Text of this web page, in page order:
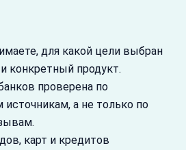
для какой цели выбран
конкретный продукт.
проверена по
а не только по
карт и кредитов